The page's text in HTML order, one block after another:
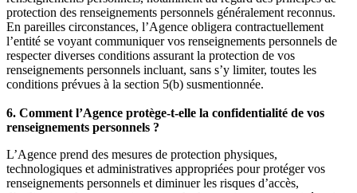
protection des renseignements personnels généralement reconnus.
En pareilles circonstances, l’Agence obligera contractuellement
l’entité se voyant communiquer vos renseignements personnels de
respecter diverses conditions assurant la protection de vos
renseignements personnels incluant, sans s’y limiter, toutes les
conditions prévues à la section 5(b) susmentionnée.
6. Comment l’Agence protège-t-elle la confidentialité de vos
renseignements personnels ?
L’Agence prend des mesures de protection physiques,
technologiques et administratives appropriées pour protéger vos
renseignements personnels et diminuer les risques d’accès,